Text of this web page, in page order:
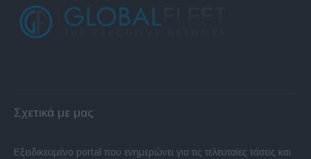
Σχετικά με μας
Εξειδικευμένο portal που ενημερώνει για τις τελευταίες τάσεις και